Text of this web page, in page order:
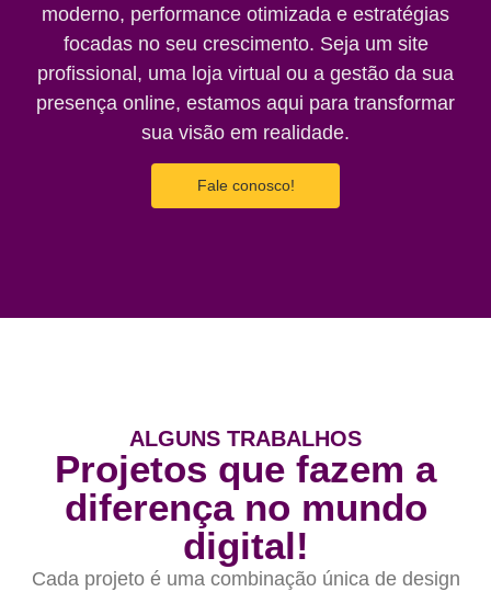
moderno, performance otimizada e estratégias
focadas no seu crescimento. Seja um site
profissional, uma loja virtual ou a gestão da sua
presença online, estamos aqui para transformar
sua visão em realidade.
Fale conosco!
ALGUNS TRABALHOS
Projetos que fazem a
diferença no mundo
digital!
Cada projeto é uma combinação única de design